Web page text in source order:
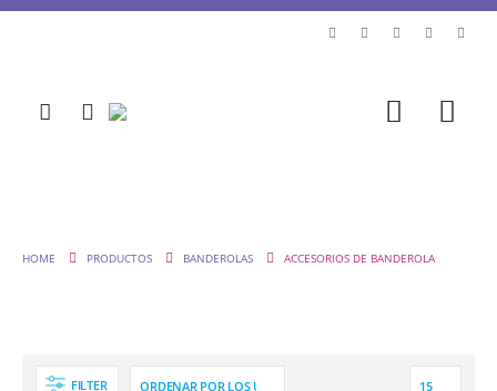
HOME PRODUCTOS BANDEROLAS ACCESORIOS DE BANDEROLA
FILTER